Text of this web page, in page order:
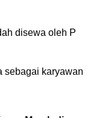
disewa oleh P
sebagai karyawan